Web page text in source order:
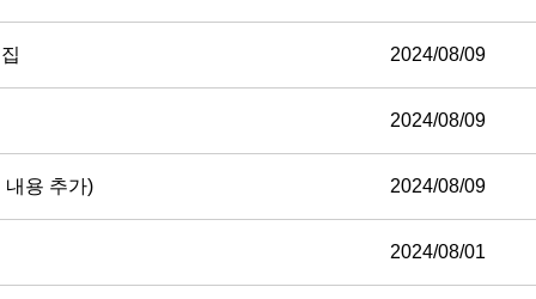
2024/08/09
2024/08/09
내용 추가) 2024/08/09
2024/08/01